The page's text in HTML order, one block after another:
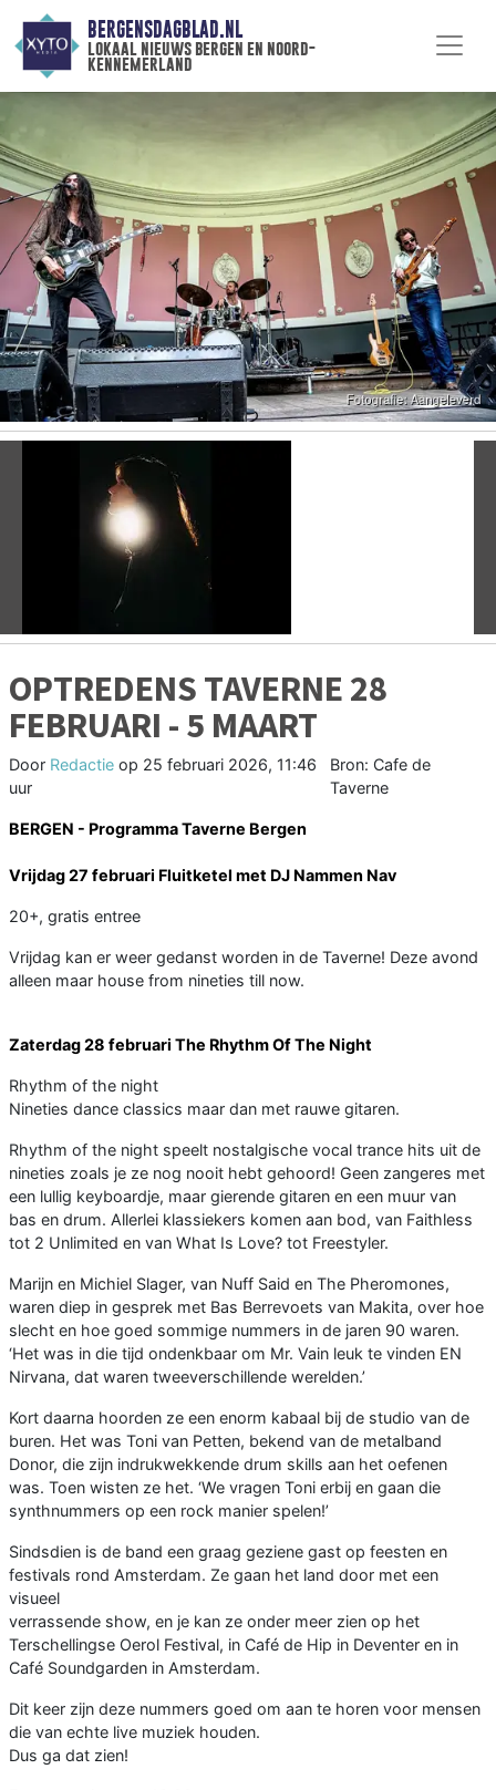
BERGENSDAGBLAD.NL
lokaal nieuws bergen en noord-
kennemerland
OPTREDENS TAVERNE 28
FEBRUARI - 5 MAART
Door Redactie op 25 februari 2026, 11:46
uur
Bron: Cafe de
Taverne
BERGEN - Programma Taverne Bergen
Vrijdag 27 februari Fluitketel met DJ Nammen Nav
20+, gratis entree
Vrijdag kan er weer gedanst worden in de Taverne! Deze avond
alleen maar house from nineties till now.
Zaterdag 28 februari The Rhythm Of The Night
Rhythm of the night
Nineties dance classics maar dan met rauwe gitaren.
Rhythm of the night speelt nostalgische vocal trance hits uit de
nineties zoals je ze nog nooit hebt gehoord! Geen zangeres met
een lullig keyboardje, maar gierende gitaren en een muur van
bas en drum. Allerlei klassiekers komen aan bod, van Faithless
tot 2 Unlimited en van What Is Love? tot Freestyler.
Marijn en Michiel Slager, van Nuff Said en The Pheromones,
waren diep in gesprek met Bas Berrevoets van Makita, over hoe
slecht en hoe goed sommige nummers in de jaren 90 waren.
‘Het was in die tijd ondenkbaar om Mr. Vain leuk te vinden EN
Nirvana, dat waren tweeverschillende werelden.’
Kort daarna hoorden ze een enorm kabaal bij de studio van de
buren. Het was Toni van Petten, bekend van de metalband
Donor, die zijn indrukwekkende drum skills aan het oefenen
was. Toen wisten ze het. ‘We vragen Toni erbij en gaan die
synthnummers op een rock manier spelen!’
Sindsdien is de band een graag geziene gast op feesten en
festivals rond Amsterdam. Ze gaan het land door met een
visueel
verrassende show, en je kan ze onder meer zien op het
Terschellingse Oerol Festival, in Café de Hip in Deventer en in
Café Soundgarden in Amsterdam.
Dit keer zijn deze nummers goed om aan te horen voor mensen
die van echte live muziek houden.
Dus ga dat zien!